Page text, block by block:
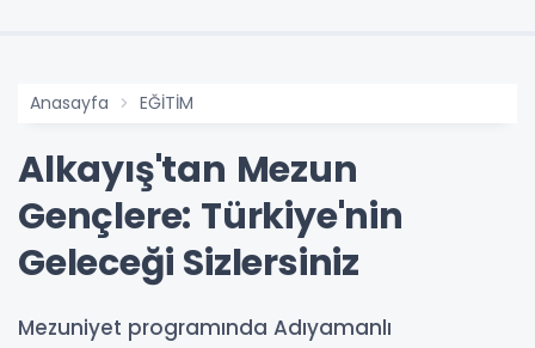
Anasayfa EĞİTİM
Alkayış'tan Mezun
Gençlere: Türkiye'nin
Geleceği Sizlersiniz
Mezuniyet programında Adıyamanlı